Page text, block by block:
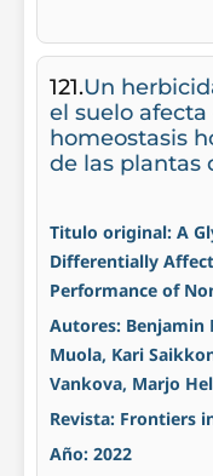
121.Un
el suelo
homeostasis
de las plantas
Titulo original: A
Differentially
Performance of
Autores: Benjamin
Muola, Kari
Vankova, Marjo
Revista: Frontiers
Año: 2022